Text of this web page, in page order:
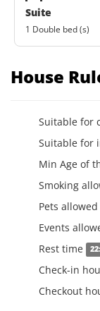
Suite
1 Double bed (s)
House
Suitable for
Suitable for
Min Age of
Smoking
Pets allowed
Events
Rest time
Check-in
Checkout